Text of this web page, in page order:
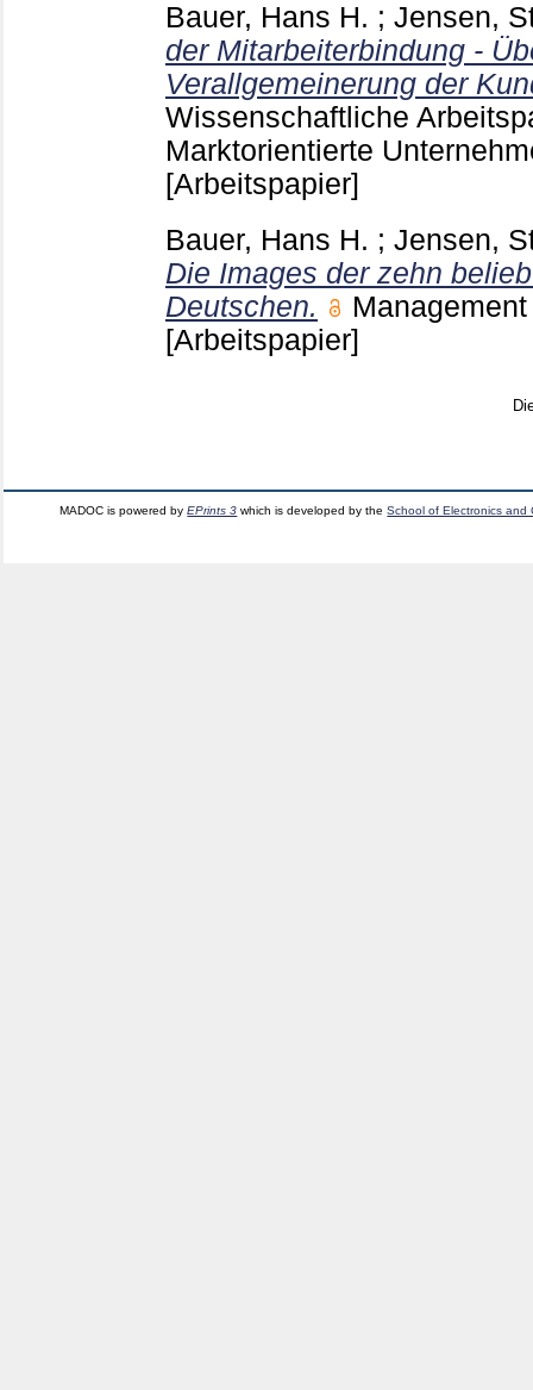
Bauer, Hans H. ; Jensen,
der Mitarbeiterbindung -
Verallgemeinerung der
Wissenschaftliche
Marktorientierte
[Arbeitspapier]
Bauer, Hans H. ; Jensen,
Die Images der zehn
Deutschen.
[Arbeitspapier]
MADOC is powered byEPrints 3 which is developed by theSchool of Electronics and